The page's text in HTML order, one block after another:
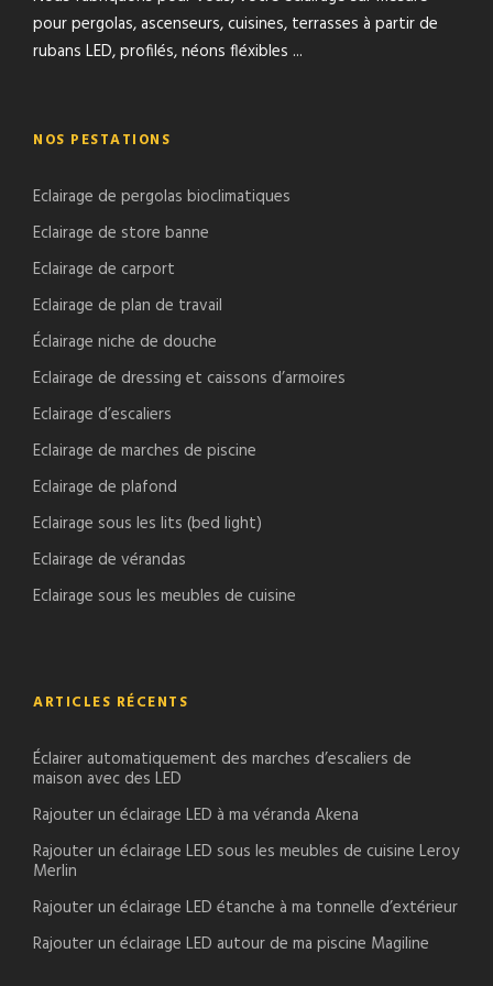
pour pergolas, ascenseurs, cuisines, terrasses à partir de
rubans LED, profilés, néons fléxibles ...
NOS PESTATIONS
Eclairage de pergolas bioclimatiques
Eclairage de store banne
Eclairage de carport
Eclairage de plan de travail
Éclairage niche de douche
Eclairage de dressing et caissons d’armoires
Eclairage d’escaliers
Eclairage de marches de piscine
Eclairage de plafond
Eclairage sous les lits (bed light)
Eclairage de vérandas
Eclairage sous les meubles de cuisine
ARTICLES RÉCENTS
Éclairer automatiquement des marches d’escaliers de
maison avec des LED
Rajouter un éclairage LED à ma véranda Akena
Rajouter un éclairage LED sous les meubles de cuisine Leroy
Merlin
Rajouter un éclairage LED étanche à ma tonnelle d’extérieur
Rajouter un éclairage LED autour de ma piscine Magiline